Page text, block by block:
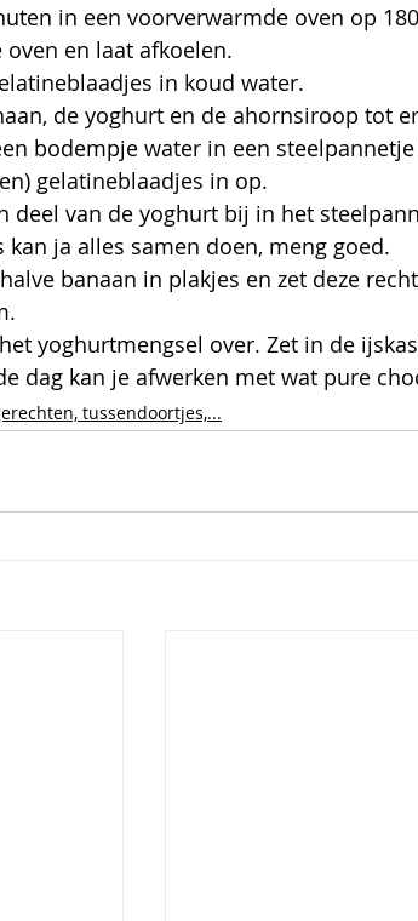
in een voorverwarmde oven op
oven en laat afkoelen.
in koud water.
de yoghurt en de ahornsiroop tot
bodempje water in een
gelatineblaadjes in op.
deel van de yoghurt bij in het
kan ja alles samen doen, meng goed.
banaan in plakjes en zet deze
yoghurtmengsel over. Zet in de
dag kan je afwerken met wat pure
tussendoortjes,...